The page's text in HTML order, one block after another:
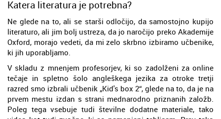
Katera literatura je potrebna?
Ne glede na to, ali se starši odločijo, da samostojno kupijo
literaturo, ali jim bolj ustreza, da jo naročijo preko Akademije
Oxford, morajo vedeti, da mi zelo skrbno izbiramo učbenike,
ki jih uporabljamo.
V skladu z mnenjem profesorjev, ki so zadolženi za online
tečaje in spletno šolo angleškega jezika za otroke tretji
razred smo izbrali učbenik „Kid's box 2“, glede na to, da je na
prvem mestu izdan s strani mednarodno priznanih založb.
Poleg tega vsebuje tudi številne dodatne materiale, tako